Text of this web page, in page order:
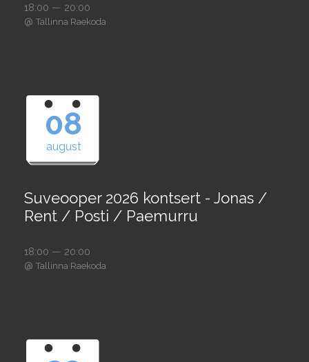
18:00 — 20:00
@ Tallinna Raekoda
08
august
Suveooper 2026 kontsert - Jonas /
Rent / Posti / Paemurru
18:00 — 20:00
@ Tallinna Raekoda